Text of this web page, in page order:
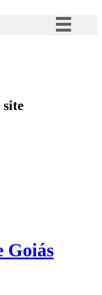
à informação
Goiás